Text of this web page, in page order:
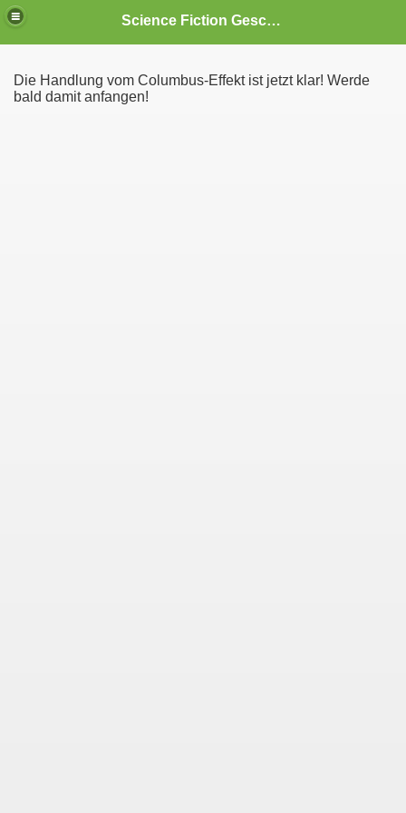
Science Fiction Geschichten
Die Handlung vom Columbus-Effekt ist jetzt klar! Werde
bald damit anfangen!